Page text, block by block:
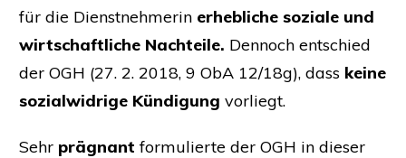
für die Dienst­neh­me­rin erheb­li­che sozia­le und
wirt­schaft­li­che Nach­tei­le. Den­noch ent­schied
der OGH (27. 2. 2018, 9 ObA 12/18g), dass kei­ne
sozi­al­wid­ri­ge Kün­di­gung vorliegt.
Sehr prä­gnant for­mu­lier­te der OGH in die­ser